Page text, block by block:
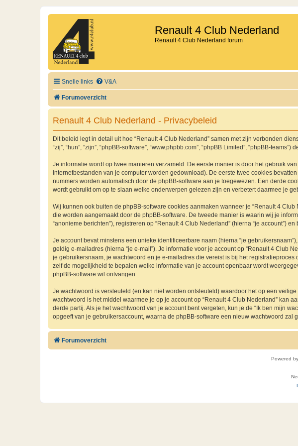
Renault 4 Club Nederland
Renault 4 Club Nederland forum
Snelle links V&A
Forumoverzicht
Renault 4 Club Nederland - Privacybeleid
Dit beleid legt in detail uit hoe “Renault 4 Club Nederland” samen met zijn verbonden
“zij”, “hun”, “zijn”, “phpBB-software”, “www.phpbb.com”, “phpBB Limited”, “phpBB-
Je informatie wordt op twee manieren verzameld. De eerste manier is door het gebruik
internetbestanden van je computer worden gedownload). De eerste twee cookies
nummers worden automatisch door de phpBB-software aan je toegewezen. Een derde
wordt gebruikt om op te slaan welke onderwerpen gelezen zijn en verbetert daarmee je
Wij kunnen ook buiten de phpBB-software cookies aanmaken wanneer je “Renault 4
die worden aangemaakt door de phpBB-software. De tweede manier is waarin wij je
“anonieme berichten”), registreren op “Renault 4 Club Nederland” (hierna “je account”)
Je account bevat minstens een unieke identificeerbare naam (hierna “je
geldig e-mailadres (hierna “je e-mail”). Je informatie voor je account op “Renault 4 Club
je gebruikersnaam, je wachtwoord en je e-mailadres die vereist is bij het
zelf de mogelijkheid te bepalen welke informatie van je account openbaar wordt
phpBB-software wil ontvangen.
Je wachtwoord is versleuteld (en kan niet worden ontsleuteld) waardoor het op een
wachtwoord is het middel waarmee je op je account op “Renault 4 Club Nederland” kan
derde partij. Als je het wachtwoord van je account bent vergeten, kun je de “Ik ben mijn
opgeeft van je gebruikersaccount, waarna de phpBB-software een nieuw wachtwoord
Forumoverzicht
Powered by